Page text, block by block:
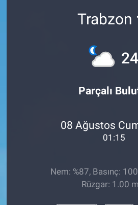
Trabzon
24
Parçalı
08 Ağustos
01:15
Nem: %87, Basınç:
Rüzgar: 1.00